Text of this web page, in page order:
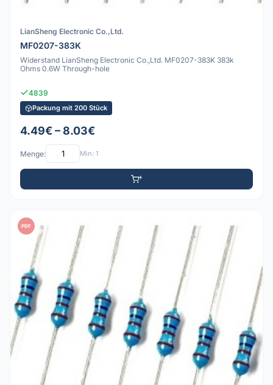
LianSheng Electronic Co.,Ltd.
MF0207-383K
Widerstand LianSheng Electronic Co.,Ltd. MF0207-383K 383k
Ohms 0.6W Through-hole
4839
Packung mit 200 Stück
4.49€ – 8.03€
Menge: Min: 1
PDF